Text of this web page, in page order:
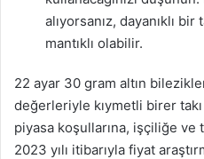
alıyorsanız, dayanıklı
mantıklı olabilir.
22 ayar 30 gram altın
değerleriyle kıymetli birer takı
piyasa koşullarına, işçiliğe ve
2023 yılı itibarıyla fiyat